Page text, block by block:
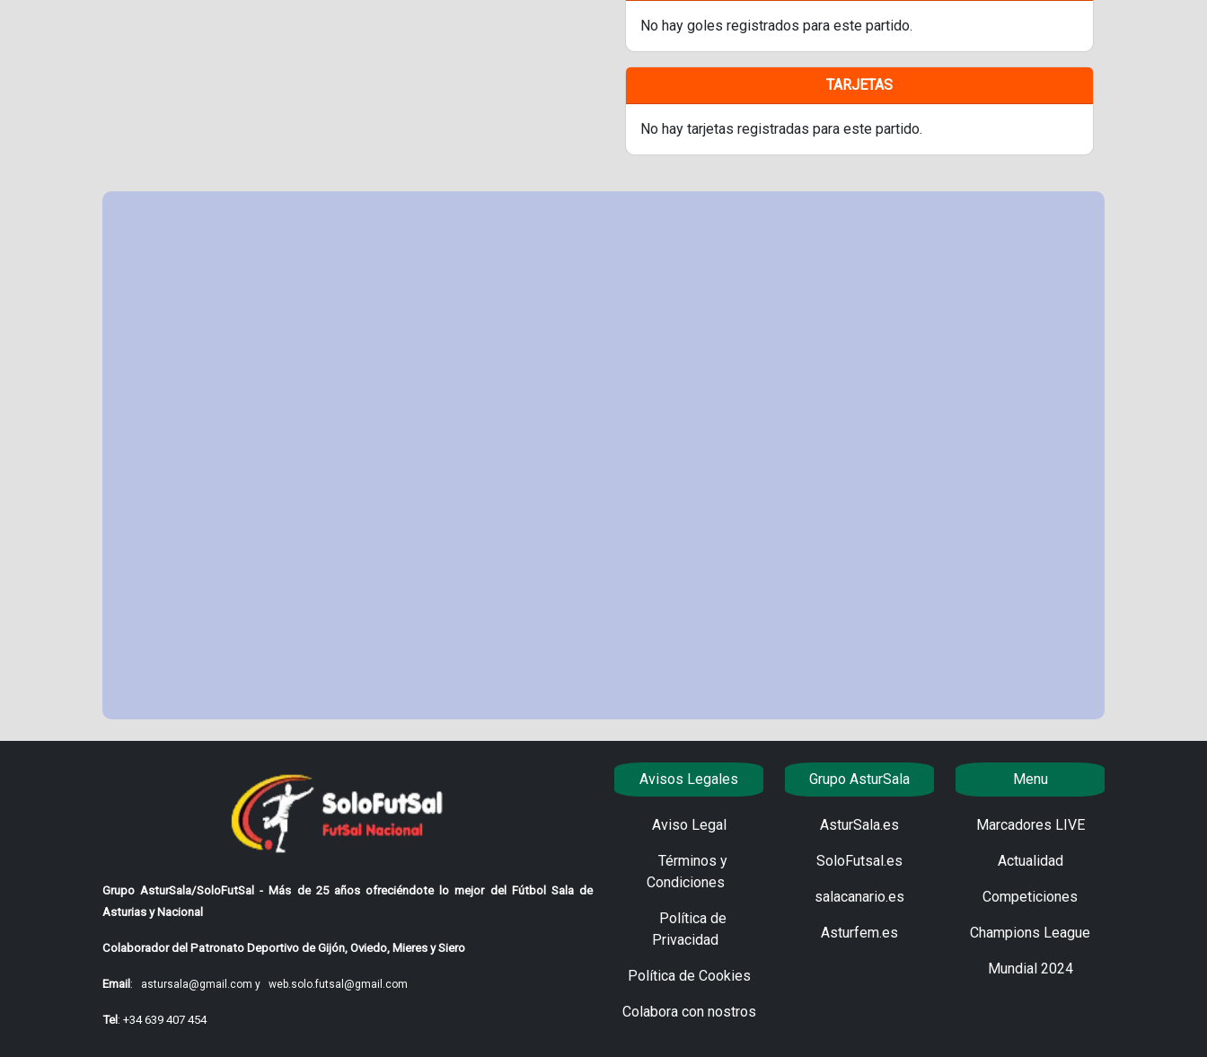
No hay goles registrados para este partido.
TARJETAS
No hay tarjetas registradas para este partido.
Grupo AsturSala/SoloFutSal - Más de 25 años ofreciéndote lo mejor del Fútbol Sala de
Asturias y Nacional
Colaborador del Patronato Deportivo de Gijón, Oviedo, Mieres y Siero
Email: astursala@gmail.com y web.solo.futsal@gmail.com
Tel: +34 639 407 454
Avisos Legales
Aviso Legal
Términos y
Condiciones
Política de
Privacidad
Política de Cookies
Colabora con nostros
Grupo AsturSala
AsturSala.es
SoloFutsal.es
salacanario.es
Asturfem.es
Menu
Marcadores LIVE
Actualidad
Competiciones
Champions League
Mundial 2024